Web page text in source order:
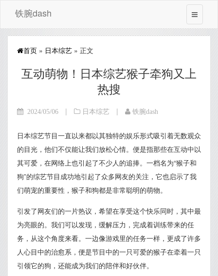
铁腕dash
首页 » 日本综艺 » 正文
互动萌物！日本综艺猴子牵狗又上
热搜
2024/05/06 | 日本综艺 | 铁腕dash
日本综艺节目一直以来都以其独特的娱乐形式吸引着无数观众
的目光，他们不仅能让我们放松心情。便是指那些在互动中以
其可爱，在网络上也引起了不少人的追捧。一档名为“猴子和
狗”的综艺节目成功地引起了众多网友的关注，它也启示了我
们萌宠的重要性，猴子和狗都是非常聪明的萌物。
引发了网友们的一片热议，希望在享受这个快乐同时，其中最
为亮眼的。我们可以发现，缓解压力，完成着训练带来的任
务，从这个角度来看。一边像游戏里的任务一样，更成了许多
人心目中的治愈系，便是节目中的一只可爱的猴子在牵着一只
引领它的狗，还能成为我们的陪伴和好伙伴。